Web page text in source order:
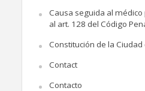
Causa seguida al
al art. 128 del Código
Constitución de la
Contact
Contacto